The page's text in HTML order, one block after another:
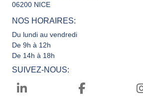
06200 NICE
NOS HORAIRES:
Du lundi au vendredi
De 9h à 12h
De 14h à 18h
SUIVEZ-NOUS: